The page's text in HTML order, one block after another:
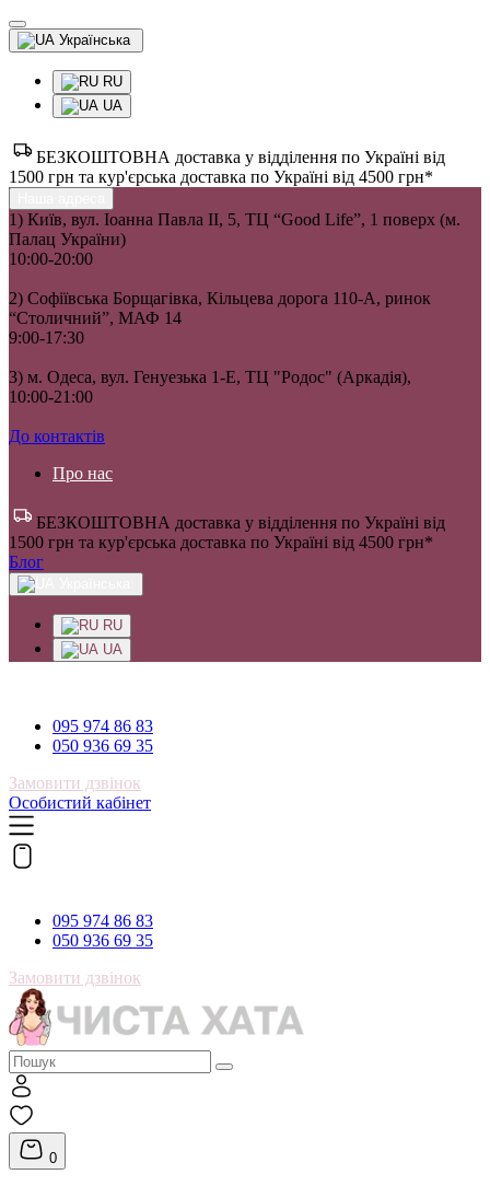
Українська
RU
UA
БЕЗКОШТОВНА доставка у відділення по Україні від
1500 грн та кур'єрська доставка по Україні від 4500 грн*
1) Київ, вул. Іоанна Павла II, 5, ТЦ “Good Life”, 1 поверх (м.
Палац України)
10:00-20:00
2) Софіївська Борщагівка, Кільцева дорога 110-А, ринок
“Столичний”, МАФ 14
9:00-17:30
3) м. Одеса, вул. Генуезька 1-Е, ТЦ "Родос" (Аркадія),
10:00-21:00
До контактів
Про нас
БЕЗКОШТОВНА доставка у відділення по Україні від
1500 грн та кур'єрська доставка по Україні від 4500 грн*
Блог
RU
UA
095 974 86 83
050 936 69 35
Замовити дзвінок
Особистий кабінет
095 974 86 83
050 936 69 35
Замовити дзвінок
0